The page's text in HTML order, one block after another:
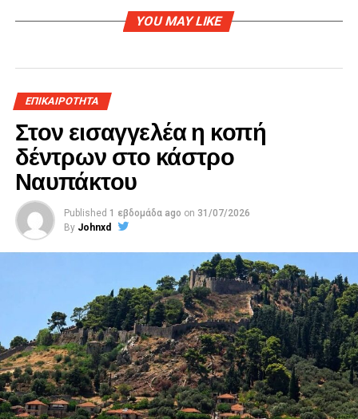
YOU MAY LIKE
ΕΠΙΚΑΙΡΟΤΗΤΑ
Στον εισαγγελέα η κοπή
δέντρων στο κάστρο
Ναυπάκτου
Published 1 εβδομάδα ago on 31/07/2026
By Johnxd